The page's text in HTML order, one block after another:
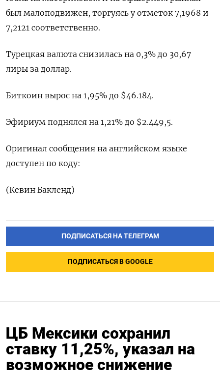
был малоподвижен, торгуясь у отметок​ 7,1968​ и
7,2121 соответственно.
Турецкая валюта снизилась на 0,3% до 30,67
лиры за доллар.
Биткоин вырос на 1,95% до $46.184.
Эфириум поднялся на 1,21% до $2.449,5.
Оригинал сообщения на английском языке
доступен по коду:
(Кевин Бакленд)
ПОДПИСАТЬСЯ НА ТЕЛЕГРАМ
ПОДПИСАТЬСЯ В GOOGLE
ЦБ Мексики сохранил
ставку 11,25%, указал на
возможное снижение